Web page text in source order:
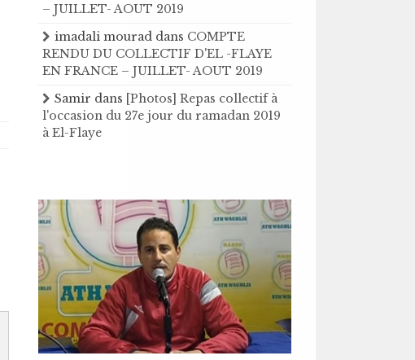
– JUILLET- AOUT 2019
imadali mourad dans COMPTE
RENDU DU COLLECTIF D'EL -FLAYE
EN FRANCE – JUILLET- AOUT 2019
Samir dans [Photos] Repas collectif à
l'occasion du 27e jour du ramadan 2019
à El-Flaye